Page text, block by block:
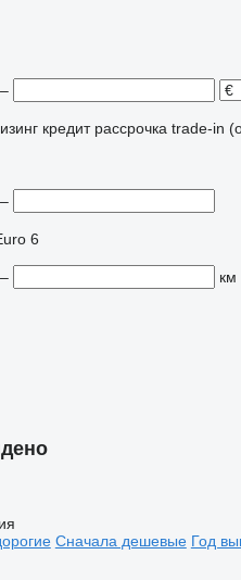
–
кредит рассрочка trade-in
–
6
–
км
Сначала дешевые Год